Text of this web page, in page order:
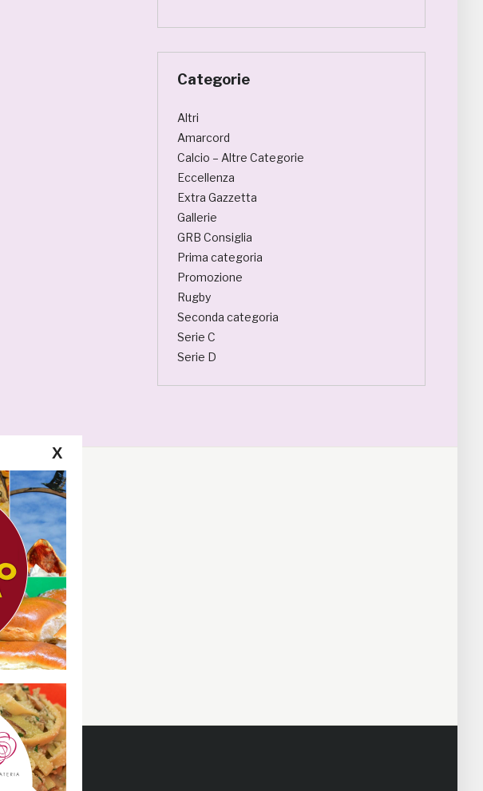
Categorie
Altri
Amarcord
Calcio – Altre Categorie
Eccellenza
Extra Gazzetta
Gallerie
GRB Consiglia
Prima categoria
Promozione
Rugby
Seconda categoria
Serie C
Serie D
la GRB
Facebook
Instagram
Twitter
Youtube
X